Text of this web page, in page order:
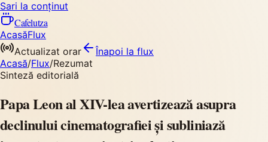
Sari la conținut
Cafelutza
AcasăFlux
Actualizat orar
Înapoi la flux
Acasă/Flux/Rezumat
Sinteză editorială
Papa Leon al XIV-lea avertizează asupra
declinului cinematografiei și subliniază